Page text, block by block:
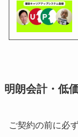
明朗会計・低
ご契約の前に必